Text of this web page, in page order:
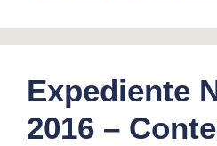
Expediente
2016 –